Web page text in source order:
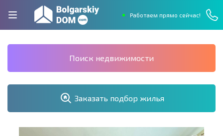
Работаем прямо сейчас!
Поиск недвижимости
Заказать подбор жилья